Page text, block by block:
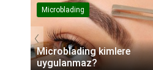
Microblading
Microblading kimlere
uygulanmaz?
‹